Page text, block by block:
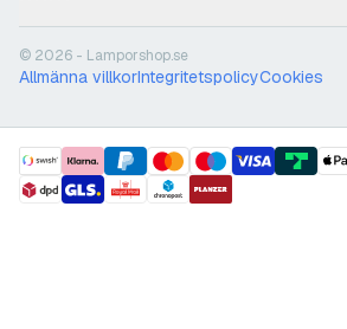
© 2026 - Lamporshop.se
Allmänna villkorIntegritetspolicyCookies
payment methods
shipment methods